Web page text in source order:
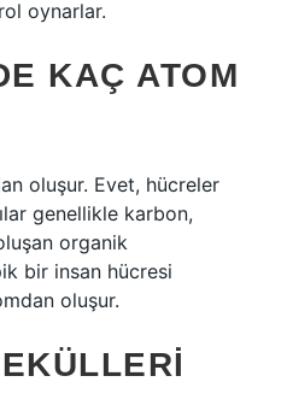
oynarlar.
KAÇ ATOM
oluşur. Evet, hücreler
genellikle karbon,
organik
bir insan hücresi
oluşur.